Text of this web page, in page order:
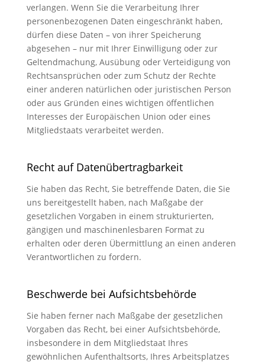
verlangen. Wenn Sie die Verarbeitung Ihrer
personenbezogenen Daten eingeschränkt haben,
dürfen diese Daten – von ihrer Speicherung
abgesehen – nur mit Ihrer Einwilligung oder zur
Geltendmachung, Ausübung oder Verteidigung von
Rechtsansprüchen oder zum Schutz der Rechte
einer anderen natürlichen oder juristischen Person
oder aus Gründen eines wichtigen öffentlichen
Interesses der Europäischen Union oder eines
Mitgliedstaats verarbeitet werden.
Recht auf Datenübertragbarkeit
Sie haben das Recht, Sie betreffende Daten, die Sie
uns bereitgestellt haben, nach Maßgabe der
gesetzlichen Vorgaben in einem strukturierten,
gängigen und maschinenlesbaren Format zu
erhalten oder deren Übermittlung an einen anderen
Verantwortlichen zu fordern.
Beschwerde bei Aufsichtsbehörde
Sie haben ferner nach Maßgabe der gesetzlichen
Vorgaben das Recht, bei einer Aufsichtsbehörde,
insbesondere in dem Mitgliedstaat Ihres
gewöhnlichen Aufenthaltsorts, Ihres Arbeitsplatzes